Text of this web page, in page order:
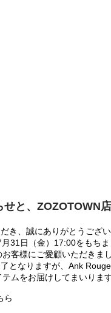
せと、ZOZOTOWN
き、誠にありがとうござい
31日（金）17:00をもち
客様にご愛顧いただきま
となりますが、Ank
ムをお届けしてまいりま
ら